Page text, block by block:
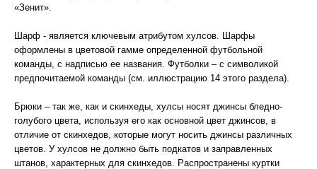
«Зенит».
Шарф - является ключевым атрибутом хулсов. Шарфы
оформлены в цветовой гамме определенной футбольной
команды, с надписью ее названия. Футболки – с символикой
предпочитаемой команды (см. иллюстрацию 14 этого раздела).
Брюки – так же, как и скинхеды, хулсы носят джинсы бледно-
голубого цвета, используя его как основной цвет джинсов, в
отличие от скинхедов, которые могут носить джинсы различных
цветов. У хулсов не должно быть подкатов и заправленных
штанов, характерных для скинхедов. Распространены куртки